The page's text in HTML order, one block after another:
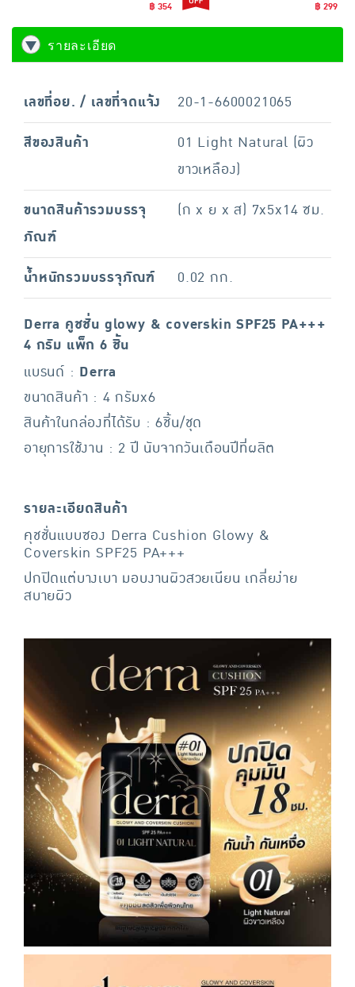
฿ 354 ฿ 299
รายละเอียด
เลขที่อย. / เลขที่จดแจ้ง
20-1-6600021065
สีของสินค้า
01 Light Natural (ผิว
ขาวเหลือง)
ขนาดสินค้ารวมบรรจุ
ภัณฑ์
(ก x ย x ส) 7x5x14 ซม.
น้ำหนักรวมบรรจุภัณฑ์ 0.02 กก.
Derra คูชชั่น glowy & coverskin SPF25 PA+++
4 กรัม แพ็ก 6 ชิ้น
แบรนด์ : Derra
ขนาดสินค้า : 4 กรัมx6
สินค้าในกล่องที่ได้รับ : 6ชิ้น/ชุด
อายุการใช้งาน : 2 ปี นับจากวันเดือนปีที่ผลิต
รายละเอียดสินค้า
คุชชั่นแบบซอง Derra Cushion Glowy &
Coverskin SPF25 PA+++
ปกปิดแต่บางเบา มอบงานผิวสวยเนียน เกลี่ยง่าย
สบายผิว